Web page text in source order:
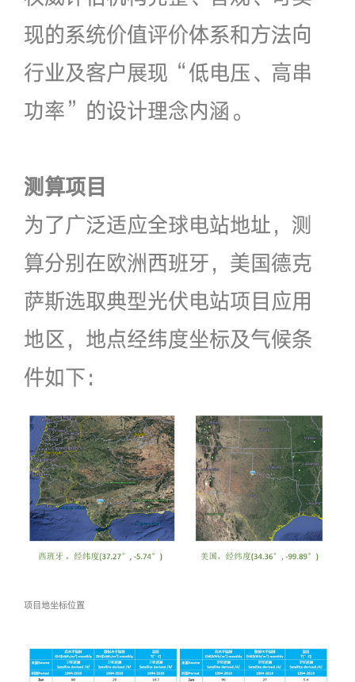
现的系统价值评价体系和方法向
行业及客户展现“低电压、高串
功率”的设计理念内涵。
测算项目
为了广泛适应全球电站地址，测
算分别在欧洲西班牙，美国德克
萨斯选取典型光伏电站项目应用
地区，地点经纬度坐标及气候条
件如下：
项目地坐标位置